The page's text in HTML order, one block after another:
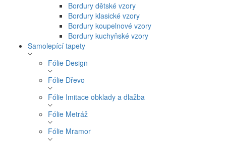
Bordury dětské vzory
Bordury klasické vzory
Bordury koupelnové vzory
Bordury kuchyňské vzory
Samolepící tapety
Fólie Design
Fólie Dřevo
Fólie Imitace obklady a dlažba
Fólie Metráž
Fólie Mramor